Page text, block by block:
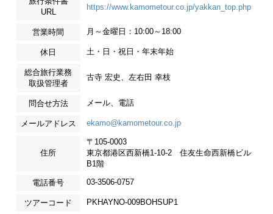
URL
https://www.kamometour.co.jp/yakkan_top.php
営業時間 月～金曜日：10:00～18:00
休日 土・日・祝日・年末年始
総合旅行業務
取扱管理者
古寺 宏史、左右田 幸枝
問合せ方法 メール、電話
メールアドレス ekamo@kamometour.co.jp
住所
〒105-0003
東京都港区西新橋1-10-2 住友生命西新橋ビル
B1階
電話番号 03-3506-0757
ツアーコード PKHAYNO-009BOHSUP1